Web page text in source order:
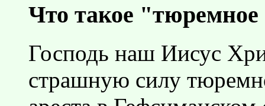
Что такое
Господь наш Иисус
страшную силу